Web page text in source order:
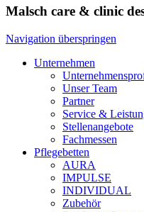
Malsch care & clinic
Navigation überspringen
Unternehmen
Unser Team
Partner
Service &
Stellenangebote
Fachmessen
Pflegebetten
AURA
IMPULSE
INDIVIDUAL
Zubehör